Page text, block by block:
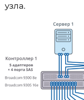
узла.